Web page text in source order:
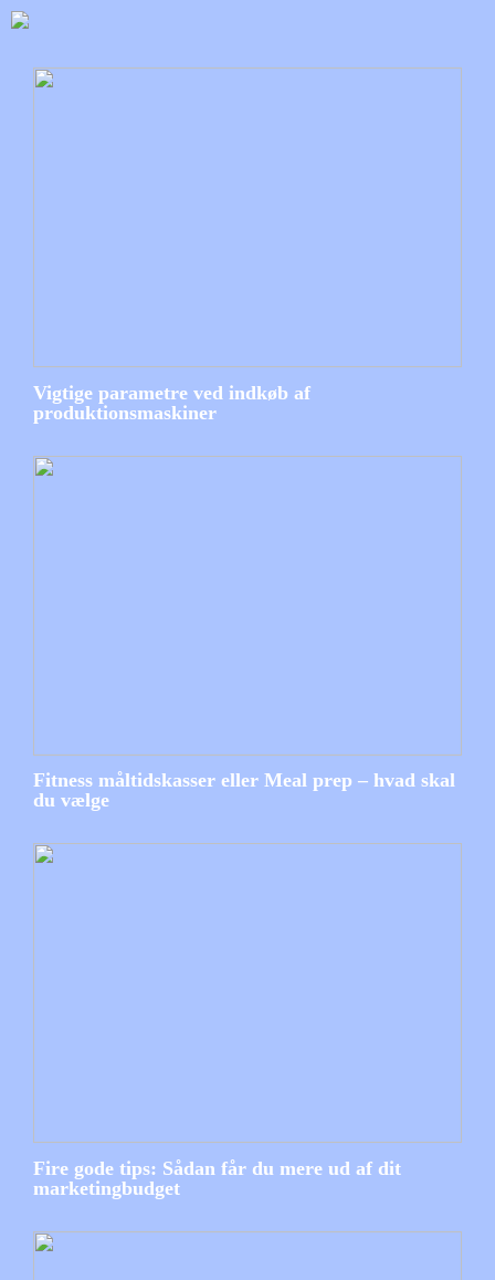
Vigtige parametre ved indkøb af
produktionsmaskiner
Fitness måltidskasser eller Meal prep – hvad skal
du vælge
Fire gode tips: Sådan får du mere ud af dit
marketingbudget